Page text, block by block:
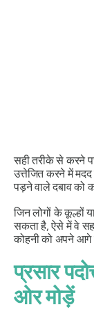
सही तरीके से करने
उत्तेजित करने में
पड़ने वाले दबाव को
जिन लोगों के कूल्हों
सकता है, ऐसे में वे
कोहनी को अपने आगे
प्रसार
ओर मोड़ें